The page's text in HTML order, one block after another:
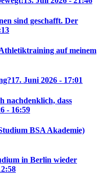
sind geschafft. Der
auf meinem
17. Juni 2026 - 17:01
nachdenklich, dass
- 16:59
BSA Akademie)
in Berlin wieder